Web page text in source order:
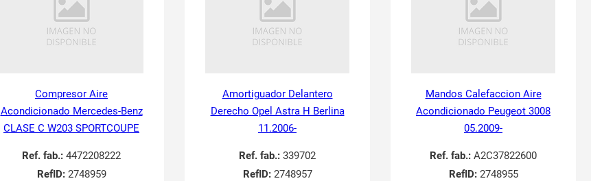
Compresor Aire
Acondicionado Mercedes-Benz
CLASE C W203 SPORTCOUPE
Ref. fab.: 4472208222
RefID:2748959
Amortiguador Delantero
Derecho Opel Astra H Berlina
11.2006-
Ref. fab.: 339702
RefID:2748957
Mandos Calefaccion Aire
Acondicionado Peugeot 3008
05.2009-
Ref. fab.: A2C37822600
RefID:2748955